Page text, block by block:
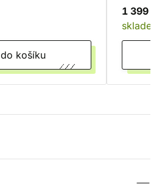
do košíku
1 399 Kč
skladem